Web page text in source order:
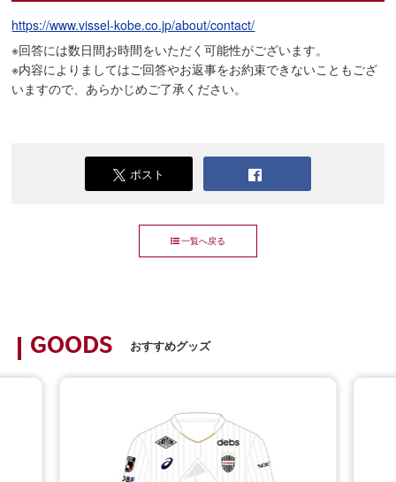
https://www.vissel-kobe.co.jp/about/contact/
※回答には数日間お時間をいただく可能性がございます。
※内容によりましてはご回答やお返事をお約束できないこともござ
いますので、あらかじめご了承ください。
ポスト
一覧へ戻る
GOODS おすすめグッズ